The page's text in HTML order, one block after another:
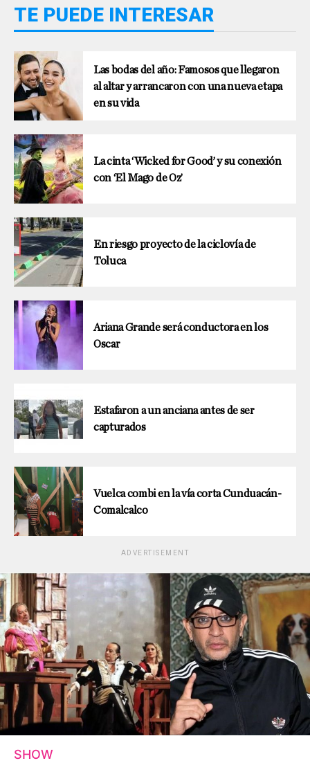
TE PUEDE INTERESAR
Las bodas del año: Famosos que llegaron
al altar y arrancaron con una nueva etapa
en su vida
La cinta ‘Wicked for Good’ y su conexión
con ‘El Mago de Oz’
En riesgo proyecto de la ciclovía de
Toluca
Ariana Grande será conductora en los
Oscar
Estafaron a un anciana antes de ser
capturados
Vuelca combi en la vía corta Cunduacán-
Comalcalco
ADVERTISEMENT
SHOW